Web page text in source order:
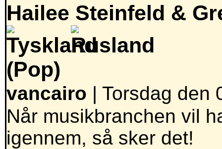
Hailee Steinfeld &
(Pop)
vancairo | Torsdag den
Når musikbranchen vil
igennem, så sker det!